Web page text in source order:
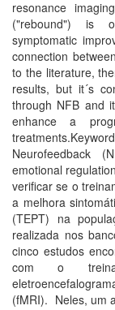
resonance
("rebound") is
symptomatic
connection
to the literature,
results, but it´s
through NFB and
enhance a
Neurofeedback
emotional
verificar se o
a melhora
(TEPT) na
realizada nos
cinco estudos
com o
(fMRI). Neles, um